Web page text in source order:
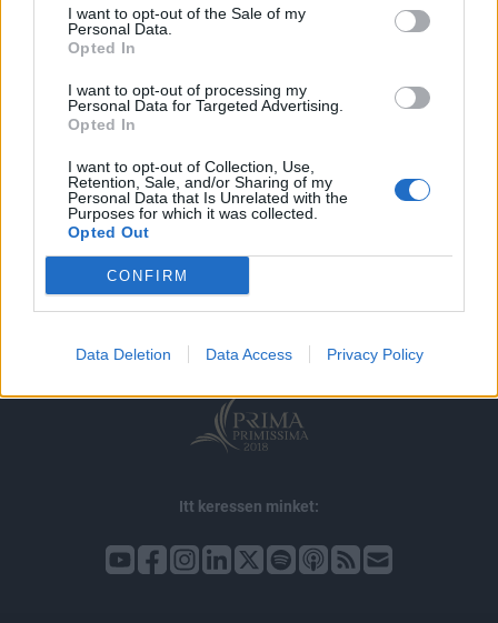
I want to opt-out of the Sale of my
Personal Data.
Opted In
I want to opt-out of processing my
Personal Data for Targeted Advertising.
Opted In
I want to opt-out of Collection, Use,
Retention, Sale, and/or Sharing of my
Personal Data that Is Unrelated with the
Purposes for which it was collected.
Opted Out
CONFIRM
Data Deletion Data Access Privacy Policy
impresszum
jogi nyilatkozat
adatvédelem
szerzői jogok médiaajánlat
karrier
kommentkezelés
ÁSZF
Itt keressen minket: